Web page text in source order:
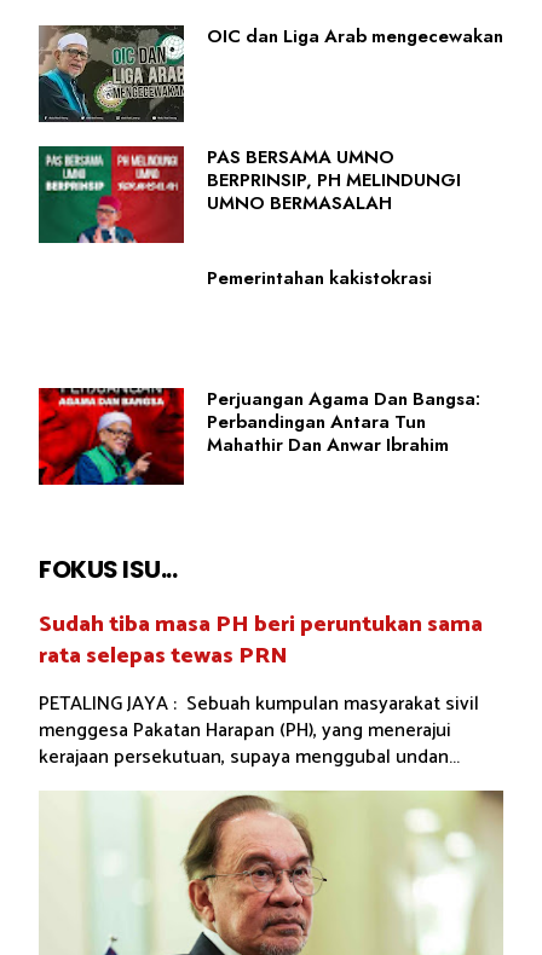
OIC dan Liga Arab mengecewakan
PAS BERSAMA UMNO
BERPRINSIP, PH MELINDUNGI
UMNO BERMASALAH
Pemerintahan kakistokrasi
Perjuangan Agama Dan Bangsa:
Perbandingan Antara Tun
Mahathir Dan Anwar Ibrahim
FOKUS ISU...
Sudah tiba masa PH beri peruntukan sama
rata selepas tewas PRN
PETALING JAYA : Sebuah kumpulan masyarakat sivil
menggesa Pakatan Harapan (PH), yang menerajui
kerajaan persekutuan, supaya menggubal undan...